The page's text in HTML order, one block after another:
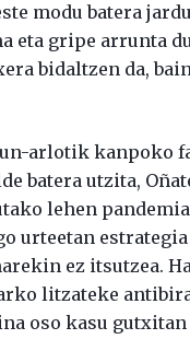
modu batera
eta gripe arrunta
bidaltzen da,
arlotik kanpoko
batera utzita,
lehen
urteetan
ez itsutzea.
litzateke
oso kasu